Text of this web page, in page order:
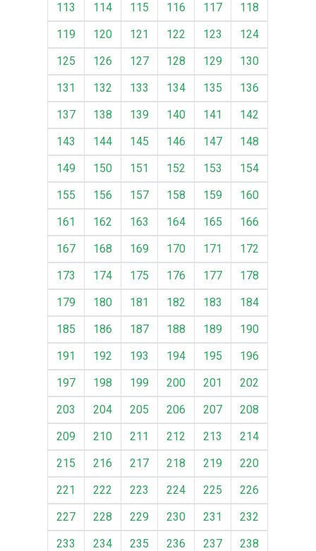
113
114 115 116 117
118
119
120 121 122 123
124
125
126 127 128 129
130
131
132 133 134 135
136
137
138 139 140 141
142
143
144 145 146 147
148
149
150 151 152 153
154
155
156 157 158 159
160
161
162 163 164 165
166
167
168 169 170 171
172
173
174 175 176 177
178
179
180 181 182 183
184
185
186 187 188 189
190
191
192 193 194 195
196
197
198 199 200 201
202
203
204 205 206 207
208
209
210 211 212 213
214
215
216 217 218 219
220
221
222 223 224 225
226
227
228 229 230 231
232
233
234 235 236 237
238